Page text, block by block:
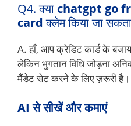
Q4. क्या chatgpt go
cardक्लेम किया जा
A. हाँ, आप क्रेडिट कार्ड के
लेकिन भुगतान विधि जोड़ना
मैंडेट सेट करने के लिए ज़रूरी है।
AI से सीखें और कमाएं